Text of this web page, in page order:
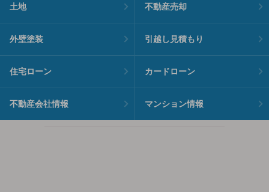
土地 不動産売却
外壁塗装 引越し見積もり
住宅ローン カードローン
不動産会社情報 マンション情報